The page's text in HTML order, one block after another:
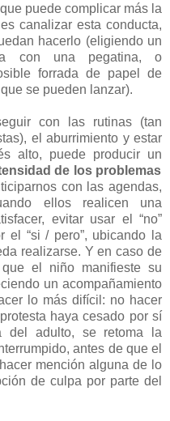
puede complicar más la
canalizar esta conducta,
hacerlo (eligiendo un
con una pegatina, o
forrada de papel de
se pueden lanzar).
con las rutinas (tan
el aburrimiento y estar
alto, puede producir un
de los problemas
con las agendas,
ellos realicen una
evitar usar el “no”
el “si / pero”, ubicando la
realizarse. Y en caso de
el niño manifieste su
un acompañamiento
lo más difícil: no hacer
haya cesado por sí
del adulto, se retoma la
antes de que el
mención alguna de lo
de culpa por parte del